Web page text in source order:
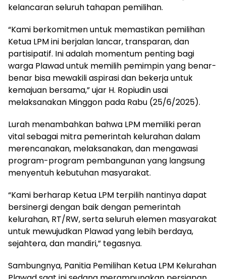
kelancaran seluruh tahapan pemilihan.
“Kami berkomitmen untuk memastikan pemilihan
Ketua LPM ini berjalan lancar, transparan, dan
partisipatif. Ini adalah momentum penting bagi
warga Plawad untuk memilih pemimpin yang benar-
benar bisa mewakili aspirasi dan bekerja untuk
kemajuan bersama,” ujar H. Ropiudin usai
melaksanakan Minggon pada Rabu (25/6/2025).
Lurah menambahkan bahwa LPM memiliki peran
vital sebagai mitra pemerintah kelurahan dalam
merencanakan, melaksanakan, dan mengawasi
program-program pembangunan yang langsung
menyentuh kebutuhan masyarakat.
“Kami berharap Ketua LPM terpilih nantinya dapat
bersinergi dengan baik dengan pemerintah
kelurahan, RT/RW, serta seluruh elemen masyarakat
untuk mewujudkan Plawad yang lebih berdaya,
sejahtera, dan mandiri,” tegasnya.
Sambungnya, Panitia Pemilihan Ketua LPM Kelurahan